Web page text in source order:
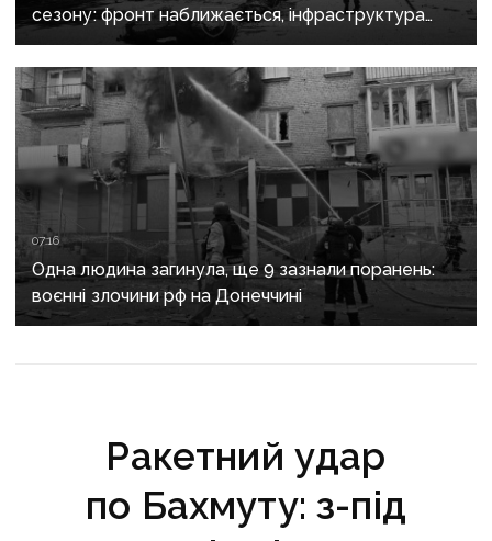
сезону: фронт наближається, інфраструктура
критично зруйнована
07:16
Одна людина загинула, ще 9 зазнали поранень:
воєнні злочини рф на Донеччині
Ракетний удар
по Бахмуту: з-під